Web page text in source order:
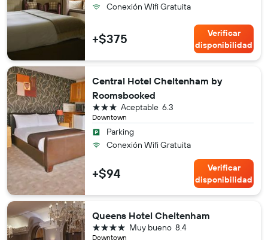
Conexión Wifi Gratuita
+$375
Verificar
disponibilidad
Central Hotel Cheltenham by
Roomsbooked
Downtown
6.3
Aceptable
3 estrellas
Parking
Conexión Wifi Gratuita
+$94
Verificar
disponibilidad
Queens Hotel Cheltenham
Downtown
8.4
Muy bueno
4 estrellas